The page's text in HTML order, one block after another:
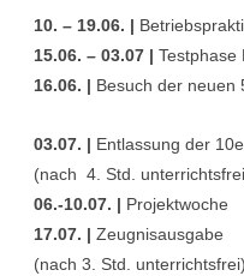
10. – 19.06. |
15.06. – 03.07 | Testphase
16.06. | Besuch der neuen
03.07. | Entlassung der
(nach 4. Std.
06.-10.07. | Projektwoche
17.07. | Zeugnisausgabe
(nach 3. Std. unterrichtsfrei)